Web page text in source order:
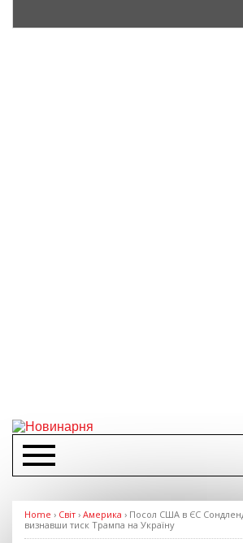
Home › Світ › Америка › Посол США в ЄС
визнавши тиск Трампа на Україну